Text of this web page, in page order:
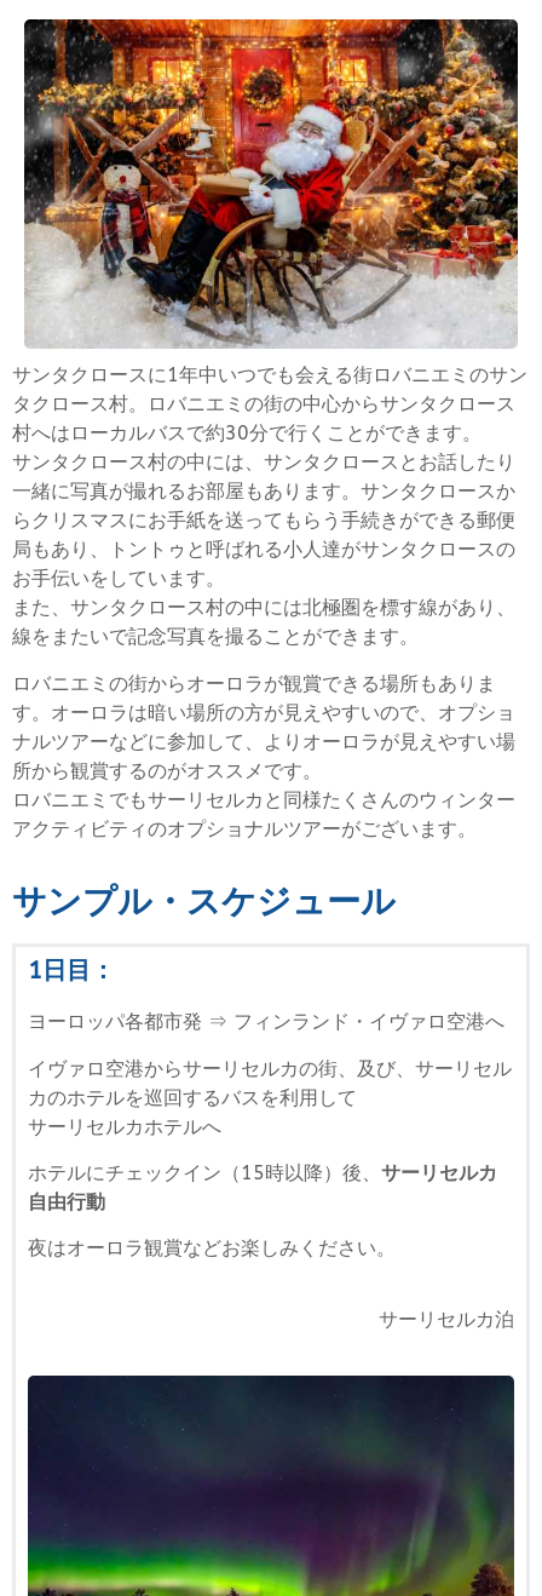
サンタクロースに1年中いつでも会える街ロバニエミのサン
タクロース村。ロバニエミの街の中心からサンタクロース
村へはローカルバスで約30分で行くことができます。
サンタクロース村の中には、サンタクロースとお話したり
一緒に写真が撮れるお部屋もあります。サンタクロースか
らクリスマスにお手紙を送ってもらう手続きができる郵便
局もあり、トントゥと呼ばれる小人達がサンタクロースの
お手伝いをしています。
また、サンタクロース村の中には北極圏を標す線があり、
線をまたいで記念写真を撮ることができます。
ロバニエミの街からオーロラが観賞できる場所もありま
す。オーロラは暗い場所の方が見えやすいので、オプショ
ナルツアーなどに参加して、よりオーロラが見えやすい場
所から観賞するのがオススメです。
ロバニエミでもサーリセルカと同様たくさんのウィンター
アクティビティのオプショナルツアーがございます。
サンプル・スケジュール
1日目：
ヨーロッパ各都市発 ⇒ フィンランド・イヴァロ空港へ
イヴァロ空港からサーリセルカの街、及び、サーリセル
カのホテルを巡回するバスを利用して
サーリセルカホテルへ
ホテルにチェックイン（15時以降）後、 サーリセルカ
自由行動
夜はオーロラ観賞などお楽しみください。
サーリセルカ泊